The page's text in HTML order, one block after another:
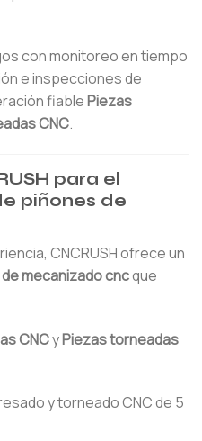
con monitoreo en tiempo
e inspecciones de
fiablePiezas
CNC.
para el
piñones de
CNCRUSH ofrece un
mecanizado cncque
CNCyPiezas torneadas
y torneado CNC de 5